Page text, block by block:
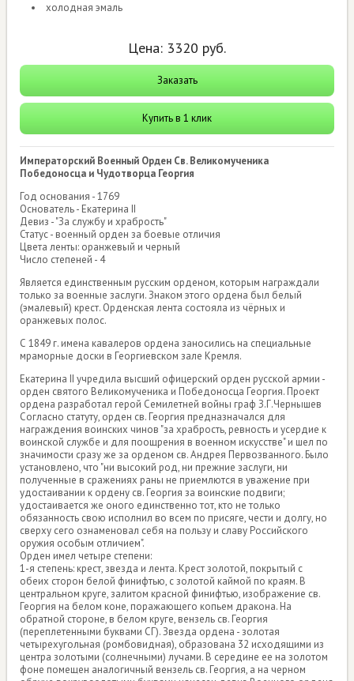
холодная эмаль
Цена: 3320 руб.
Заказать
Купить в 1 клик
Императорский Военный Орден Св. Великомученика
Победоносца и Чудотворца Георгия
Год основания - 1769
Основатель - Екатерина II
Девиз - "За службу и храбрость"
Статус - военный орден за боевые отличия
Цвета ленты: оранжевый и черный
Число степеней - 4
Является единственным русским орденом, которым награждали
только за военные заслуги. Знаком этого ордена был белый
(эмалевый) крест. Орденская лента состояла из чёрных и
оранжевых полос.
С 1849 г. имена кавалеров ордена заносились на специальные
мраморные доски в Георгиевском зале Кремля.
Екатерина II учредила высший офицерский орден русской армии -
орден святого Великомученика и Победоносца Георгия. Проект
ордена разработал герой Семилетней войны граф З.Г.Чернышев
Согласно статуту, орден св. Георгия предназначался для
награждения воинских чинов "за храбрость, ревность и усердие к
воинской службе и для поощрения в военном искусстве" и шел по
значимости сразу же за орденом св. Андрея Первозванного. Было
установлено, что "ни высокий род, ни прежние заслуги, ни
полученные в сражениях раны не приемлются в уважение при
удостаивании к ордену св. Георгия за воинские подвиги;
удостаивается же оного единственно тот, кто не только
обязанность свою исполнил во всем по присяге, чести и долгу, но
сверху сего ознаменовал себя на пользу и славу Российского
оружия особым отличием".
Орден имел четыре степени:
1-я степень: крест, звезда и лента. Крест золотой, покрытый с
обеих сторон белой финифтью, с золотой каймой по краям. В
центральном круге, залитом красной финифтью, изображение св.
Георгия на белом коне, поражающего копьем дракона. На
обратной стороне, в белом круге, вензель св. Георгия
(переплетенными буквами СГ). Звезда ордена - золотая
четырехугольная (ромбовидная), образована 32 исходящими из
центра золотыми (солнечными) лучами. В середине ее на золотом
фоне помещен аналогичный вензель св. Георгия, а на черном